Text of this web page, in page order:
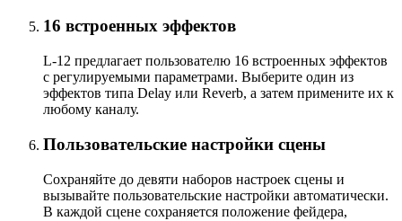
16 встроенных эффектов
L-12 предлагает пользователю 16 встроенных эффектов
с регулируемыми параметрами. Выберите один из
эффектов типа Delay или Reverb, а затем примените их к
любому каналу.
Пользовательские настройки сцены
Сохраняйте до девяти наборов настроек сцены и
вызывайте пользовательские настройки автоматически.
В каждой сцене сохраняется положение фейдера,